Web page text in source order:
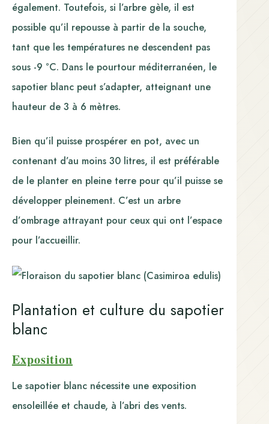
également. Toutefois, si l’arbre gèle, il est
possible qu’il repousse à partir de la souche,
tant que les températures ne descendent pas
sous -9 °C. Dans le pourtour méditerranéen, le
sapotier blanc peut s’adapter, atteignant une
hauteur de 3 à 6 mètres.
Bien qu’il puisse prospérer en pot, avec un
contenant d’au moins 30 litres, il est préférable
de le planter en pleine terre pour qu’il puisse se
développer pleinement. C’est un arbre
d’ombrage attrayant pour ceux qui ont l’espace
pour l’accueillir.
Plantation et culture du sapotier
blanc
Exposition
Le sapotier blanc nécessite une exposition
ensoleillée et chaude, à l’abri des vents.